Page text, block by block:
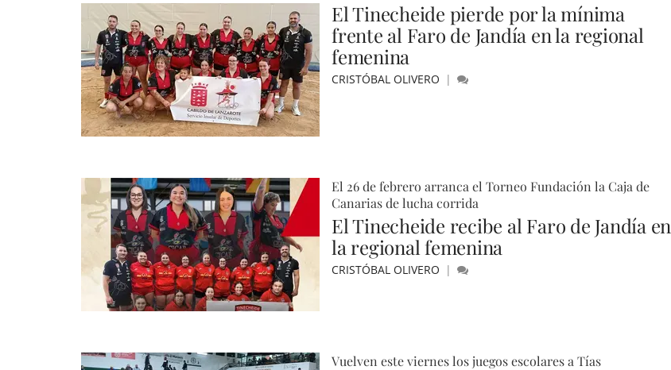
El Tinecheide pierde por la mínima
frente al Faro de Jandía en la regional
femenina
CRISTÓBAL OLIVERO
El 26 de febrero arranca el Torneo Fundación la Caja de
Canarias de lucha corrida
El Tinecheide recibe al Faro de Jandía en
la regional femenina
CRISTÓBAL OLIVERO
Vuelven este viernes los juegos escolares a Tías